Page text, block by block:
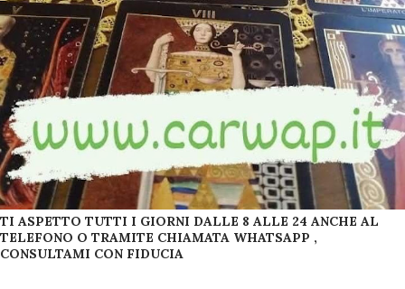
TI ASPETTO TUTTI I GIORNI DALLE 8 ALLE 24 ANCHE AL
TELEFONO O TRAMITE CHIAMATA WHATSAPP ,
CONSULTAMI CON FIDUCIA